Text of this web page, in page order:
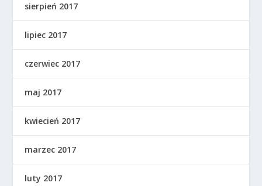
sierpień 2017
lipiec 2017
czerwiec 2017
maj 2017
kwiecień 2017
marzec 2017
luty 2017